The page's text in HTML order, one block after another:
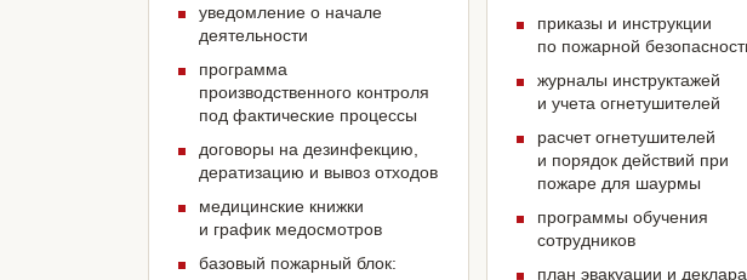
уведомление о начале
деятельности
программа
производственного контроля
под фактические процессы
договоры на дезинфекцию,
дератизацию и вывоз отходов
медицинские книжки
и график медосмотров
базовый пожарный блок:
приказы и инструкции
по пожарной
журналы инструктажей
и учета огнетушителей
расчет огнетушителей
и порядок действий при
пожаре для шаурмы
программы обучения
сотрудников
план эвакуации и